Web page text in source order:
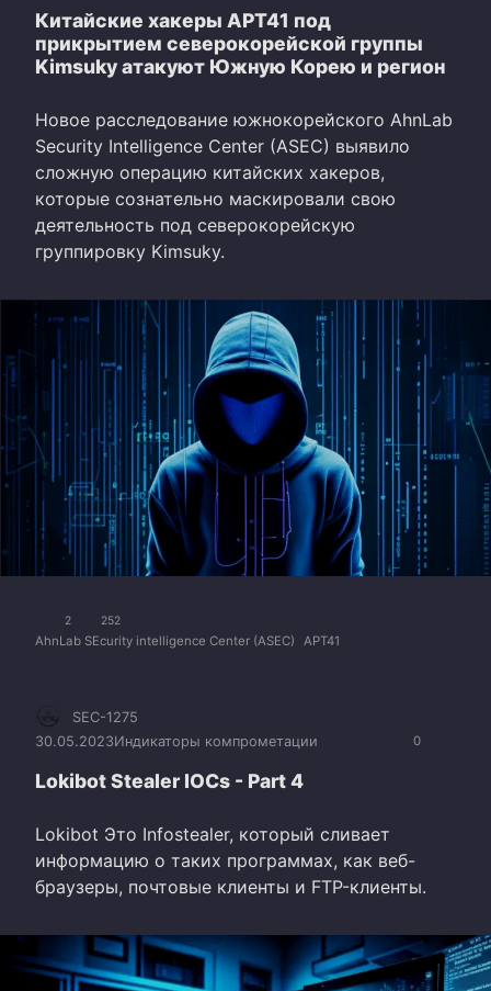
Китайские хакеры APT41 под
прикрытием северокорейской группы
Kimsuky атакуют Южную Корею и регион
Новое расследование южнокорейского AhnLab
Security Intelligence Center (ASEC) выявило
сложную операцию китайских хакеров,
которые сознательно маскировали свою
деятельность под северокорейскую
группировку Kimsuky.
2 252
AhnLab SEcurity intelligence Center (ASEC) APT41
0
SEC-1275
30.05.2023Индикаторы компрометации
Lokibot Stealer IOCs - Part 4
Lokibot Это Infostealer, который сливает
информацию о таких программах, как веб-
браузеры, почтовые клиенты и FTP-клиенты.